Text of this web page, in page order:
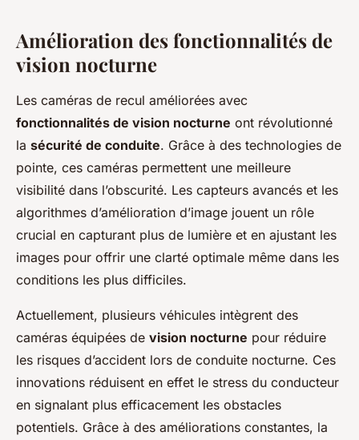
Amélioration des fonctionnalités de
vision nocturne
Les caméras de recul améliorées avec
fonctionnalités de vision nocturne ont révolutionné
la sécurité de conduite. Grâce à des technologies de
pointe, ces caméras permettent une meilleure
visibilité dans l’obscurité. Les capteurs avancés et les
algorithmes d’amélioration d’image jouent un rôle
crucial en capturant plus de lumière et en ajustant les
images pour offrir une clarté optimale même dans les
conditions les plus difficiles.
Actuellement, plusieurs véhicules intègrent des
caméras équipées de vision nocturne pour réduire
les risques d’accident lors de conduite nocturne. Ces
innovations réduisent en effet le stress du conducteur
en signalant plus efficacement les obstacles
potentiels. Grâce à des améliorations constantes, la